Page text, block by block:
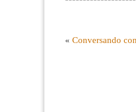
« Conversando